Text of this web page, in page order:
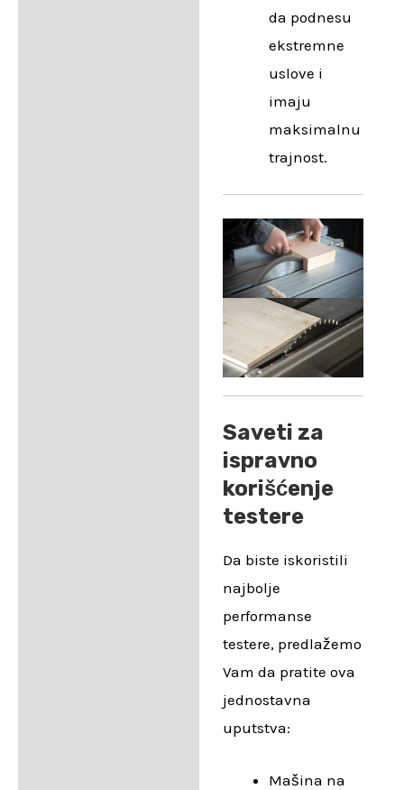
da podnesu
ekstremne
uslove i
imaju
maksimalnu
trajnost.
Saveti za
ispravno
korišćenje
testere
Da biste iskoristili
najbolje
performanse
testere, predlažemo
Vam da pratite ova
jednostavna
uputstva:
Mašina na